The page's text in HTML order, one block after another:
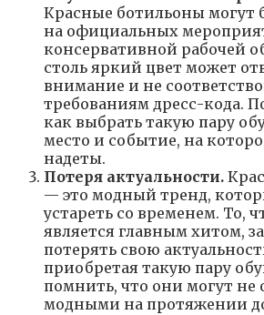
Красные ботильоны могут
на официальных
консервативной рабочей
столь яркий цвет может
внимание и не
требованиям дресс-кода.
как выбрать такую пару
место и событие, на
надеты.
Потеря актуальности.
— это модный тренд,
устареть со временем. То,
является главным хитом,
потерять свою
приобретая такую пару
помнить, что они могут не
модными на протяжении